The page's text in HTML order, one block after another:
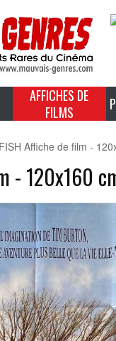
AFFICHES DE
FILMS
Affiche de film -
- 120x160